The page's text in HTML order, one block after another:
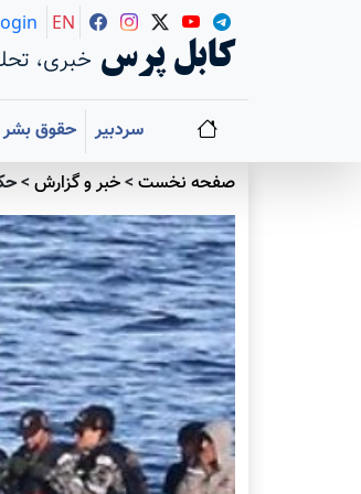
کابل پرس خبری،
EN
سردبیر حقوق بشر
صفحه نخست>خبر و گزارش>